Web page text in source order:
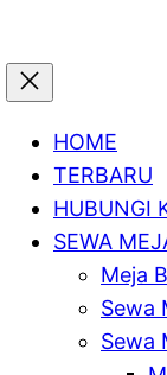
HOME
TERBARU
HUBUNGI
SEWA
Meja
Sewa
Sewa